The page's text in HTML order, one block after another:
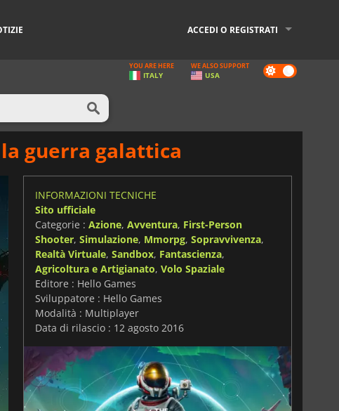
ACCEDI O REGISTRATI
Dark
mode
YOU ARE HERE
ITALY
WE ALSO SUPPORT
USA
guerra galattica
INFORMAZIONI TECNICHE
Sito ufficiale
Categorie : Azione, Avventura, First-Person
Shooter, Simulazione, Mmorpg, Sopravvivenza,
Realtà Virtuale, Sandbox, Fantascienza,
Agricoltura e Artigianato, Volo Spaziale
Editore : Hello Games
Sviluppatore : Hello Games
Modalità : Multiplayer
Data di rilascio : 12 agosto 2016